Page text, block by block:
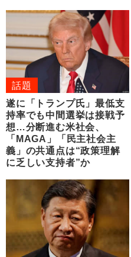
話題
遂に「トランプ氏」最低支
持率でも中間選挙は接戦予
想…分断進む米社会、
「MAGA」「民主社会主
義」の共通点は“政策理解
に乏しい支持者”か